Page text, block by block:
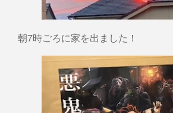
朝7時ごろに家を出ました！